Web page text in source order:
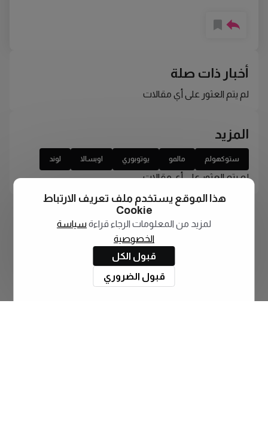
أخبار ذات صلة
لم يتم العثور على أي مقالات
المزيد
ستوكهولم مالمو يوتوبوري اوبسالا لوند
لم يتم العثور على أي مقالات
هذا الموقع يستخدم ملف تعريف الارتباط
Cookie
لمزيد من المعلومات الرجاء قراءة سياسة
الخصوصية
قبول الكل
قبول الضروري